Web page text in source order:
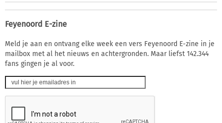
Feyenoord E-zine
Meld je aan en ontvang elke week een vers Feyenoord E-zine in je
mailbox met al het nieuws en achtergronden. Maar liefst 142.344
fans gingen je al voor.